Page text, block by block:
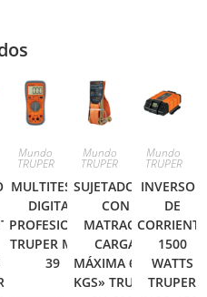
Mundo
TRUPER
MULTITESTER
DIGITAL
PROFESIONAL
TRUPER MUT-
39
Mundo
TRUPER
SUJETADORES
CON
MATRACA,
CARGA
MÁXIMA 6000
KGS» TRUPER
Mundo
TRUPER
INVERSOR
DE
CORRIENTE
1500
WATTS
TRUPER